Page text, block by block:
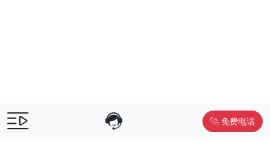
免费电话